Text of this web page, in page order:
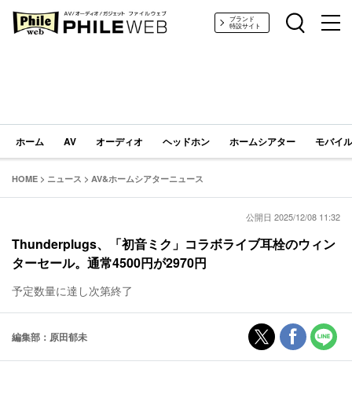
PHILE WEB｜AV/オーディオ/ガジェットブランド
特設サイト
ホーム AV オーディオ ヘッドホン ホームシアター モバイ
HOME > ニュース > AV&ホームシアターニュース
公開日 2025/12/08 11:32
Thunderplugs、「初音ミク」コラボライブ耳栓のウィン
ターセール。通常4500円が2970円
予定数量に達し次第終了
編集部：原田郁未